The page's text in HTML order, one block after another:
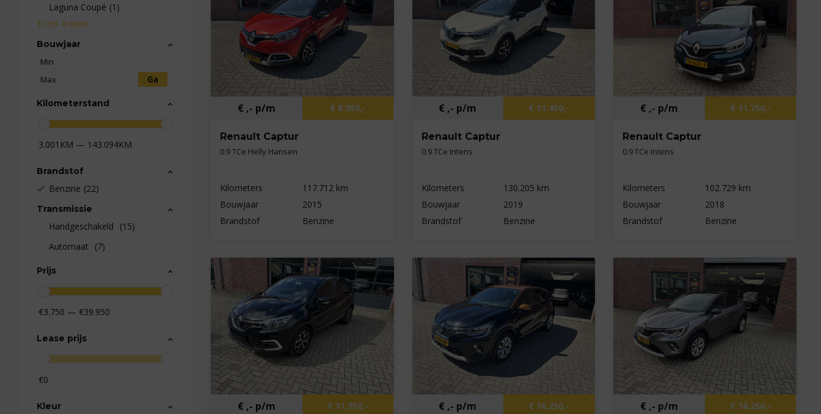
Laguna Coupé (1)
Toon 4 meer
Bouwjaar
Kilometerstand
3.001KM — 143.094KM
Brandstof
Benzine (22)
Transmissie
(15)
(7)
Prijs
€3.750 — €39.950
Lease prijs
€0
Kleur
€ 8.950,-
€ ,- p/m
Renault Captur
0.9 TCe Helly Hansen
Kilometers
117.712 km
Bouwjaar
2015
Brandstof
Benzine
€ 11.450,-
€ ,- p/m
Renault Captur
0.9 TCe Intens
Kilometers
130.205 km
Bouwjaar
2019
Brandstof
Benzine
€ 11.750,-
€ ,- p/m
Renault Captur
0.9 TCe Intens
Kilometers
102.729 km
Bouwjaar
2018
Brandstof
Benzine
€ 11.950,-
€ ,- p/m € 16.250,-
€ ,- p/m € 16.250,-
€ ,- p/m